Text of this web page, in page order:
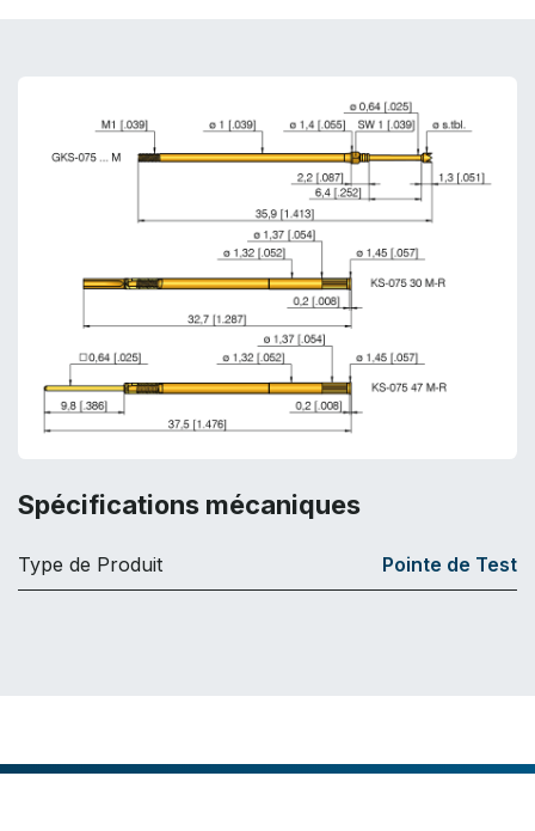
Spécifications mécaniques
Type de Produit Pointe de Test